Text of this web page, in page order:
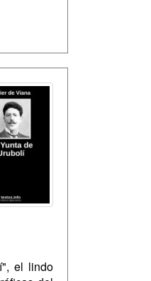
el lindo